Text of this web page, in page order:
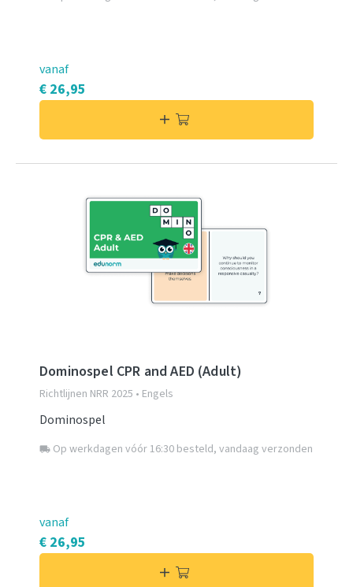
vanaf
€ 26,95
Dominospel CPR and AED (Adult)
Richtlijnen NRR 2025 • Engels
Dominospel
local_shipping Op werkdagen vóór 16:30 besteld, vandaag verzonden
vanaf
€ 26,95